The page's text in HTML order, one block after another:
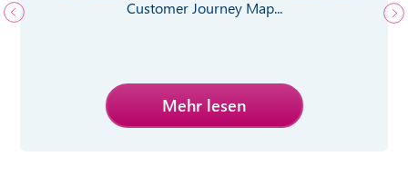
Customer Journey Map...
Mehr lesen